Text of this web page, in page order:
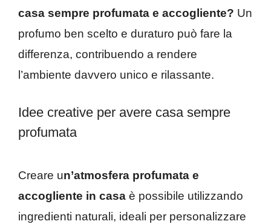
casa sempre profumata e accogliente? Un
profumo ben scelto e duraturo può fare la
differenza, contribuendo a rendere
l’ambiente davvero unico e rilassante.
Idee creative per avere casa sempre
profumata
Creare un’atmosfera profumata e
accogliente in casa è possibile utilizzando
ingredienti naturali, ideali per personalizzare